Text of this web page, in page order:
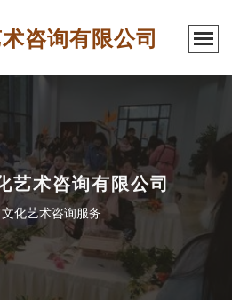
咨询有限公司
艺术咨询有限公司
化艺术咨询服务